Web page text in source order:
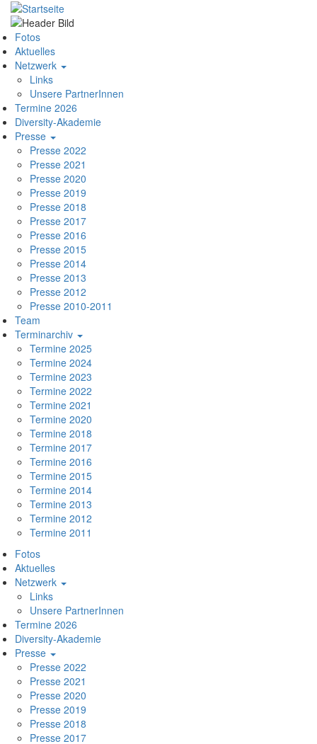
Direkt
zum
Inhalt
Hauptnavigation
Fotos
Aktuelles
Netzwerk
Links
Unsere PartnerInnen
Termine 2026
Diversity-Akademie
Presse
Presse 2022
Presse 2021
Presse 2020
Presse 2019
Presse 2018
Presse 2017
Presse 2016
Presse 2015
Presse 2014
Presse 2013
Presse 2012
Presse 2010-2011
Team
Terminarchiv
Termine 2025
Termine 2024
Termine 2023
Termine 2022
Termine 2021
Termine 2020
Termine 2018
Termine 2017
Termine 2016
Termine 2015
Termine 2014
Termine 2013
Termine 2012
Termine 2011
Hauptnavigation
Fotos
Aktuelles
Netzwerk
Links
Unsere PartnerInnen
Termine 2026
Diversity-Akademie
Presse
Presse 2022
Presse 2021
Presse 2020
Presse 2019
Presse 2018
Presse 2017